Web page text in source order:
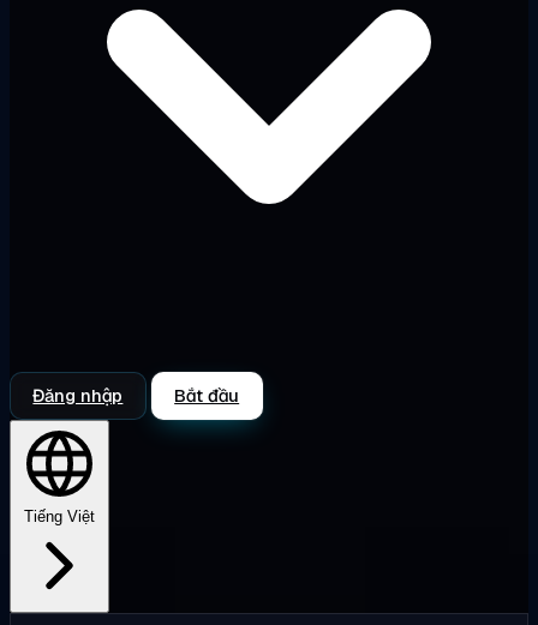
Đăng nhập Bắt đầu
Tiếng Việt